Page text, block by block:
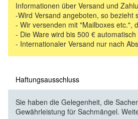
Informationen über Versand und
-Wird Versand angeboten, so bezieht
- Wir versenden mit "Mailboxes etc.",
- Die Ware wird bis 500 €
- Internationaler Versand nur nach
Haftungsausschluss
Sie haben die Gelegenheit, die
Gewährleistung für Sachmängel.